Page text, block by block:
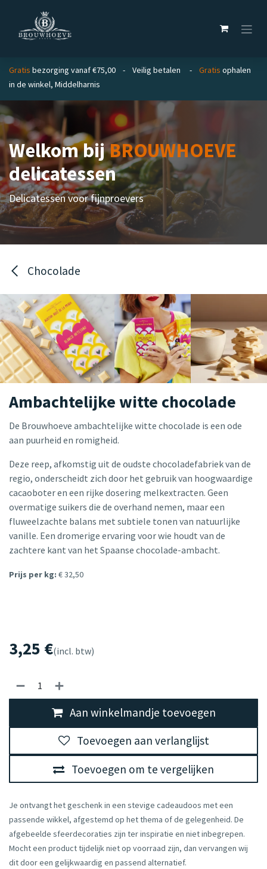
Overslaan naar inhoud
Gratis bezorging vanaf €75,00 - Veilig betalen - Gratis ophalen
in de winkel, Middelharnis
Welkom bijBROUWHOEVE
delicatessen
Delicatessen voor fijnproevers
Chocolade
Ambachtelijke witte chocolade
De Brouwhoeve ambachtelijke witte chocolade is een ode
aan puurheid en romigheid.
Deze reep, afkomstig uit de oudste chocoladefabriek van de
regio, onderscheidt zich door het gebruik van hoogwaardige
cacaoboter en een rijke dosering melkextracten. Geen
overmatige suikers die de overhand nemen, maar een
fluweelzachte balans met subtiele tonen van natuurlijke
vanille. Een dromerige ervaring voor wie houdt van de
zachtere kant van het Spaanse chocolade-ambacht.
Prijs per kg: € 32,50
3,25 €(incl. btw)
Aan winkelmandje toevoegen
Toevoegen om te vergelijken
Toevoegen aan verlanglijst
Je ontvangt het geschenk in een stevige cadeaudoos met een
passende wikkel, afgestemd op het thema of de gelegenheid. De
afgebeelde sfeerdecoraties zijn ter inspiratie en niet inbegrepen.
Mocht een product tijdelijk niet op voorraad zijn, dan vervangen wij
dit door een gelijkwaardig en passend alternatief.